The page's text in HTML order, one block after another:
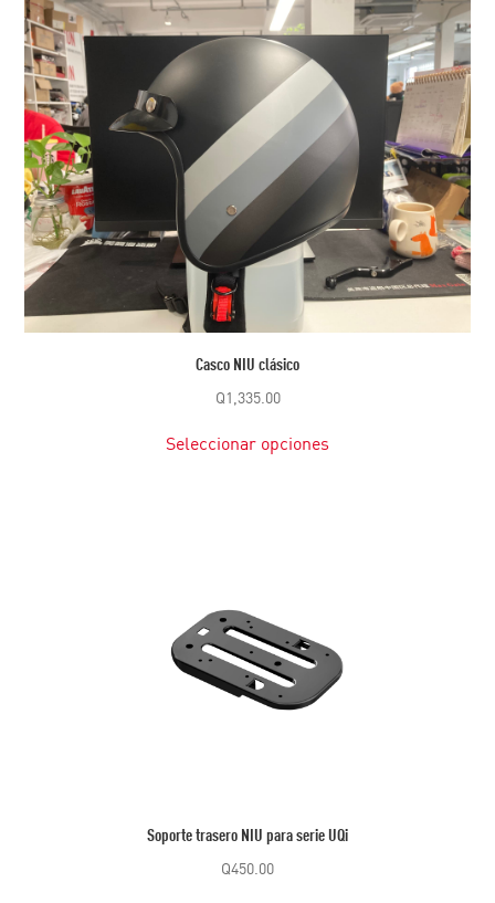
Casco NIU clásico
Q1,335.00
Seleccionar opciones
Soporte trasero NIU para serie UQi
Q450.00